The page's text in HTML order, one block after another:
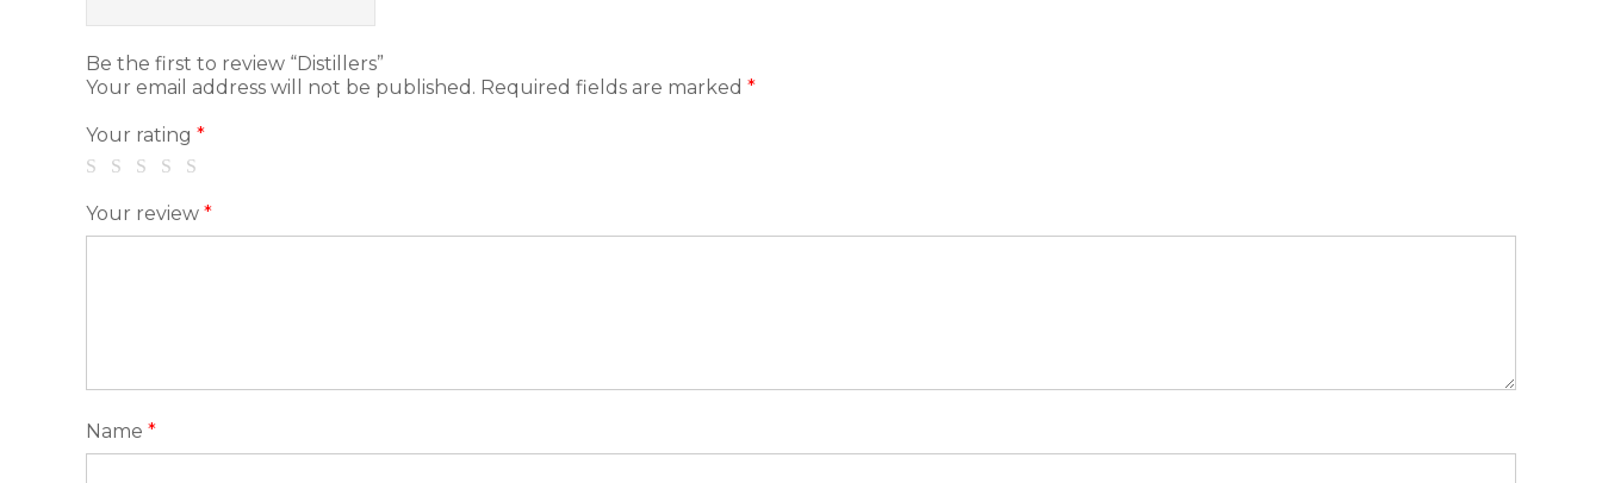
Be the first to review “Distillers”
Your email address will not be published. Required fields are marked *
Your rating *
Your review *
Name *